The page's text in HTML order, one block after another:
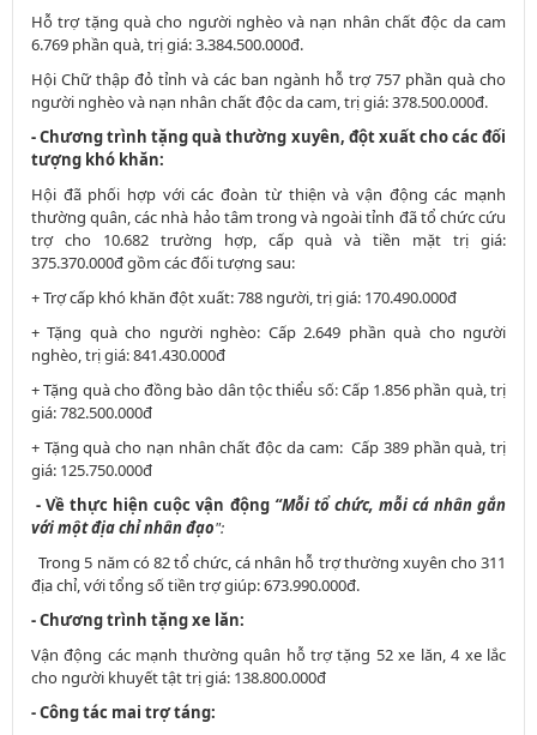
Hỗ trợ tặng quà cho người nghèo và nạn nhân chất độc da cam
6.769 phần quà, trị giá: 3.384.500.000đ.
Hội Chữ thập đỏ tỉnh và các ban ngành hỗ trợ 757 phần quà cho
người nghèo và nạn nhân chất độc da cam, trị giá: 378.500.000đ.
- Chương trình tặng quà thường xuyên, đột xuất cho các đối
tượng khó khăn:
Hội đã phối hợp với các đoàn từ thiện và vận động các mạnh
thường quân, các nhà hảo tâm trong và ngoài tỉnh đã tổ chức cứu
trợ cho 10.682 trường hợp, cấp quà và tiền mặt trị giá:
375.370.000đ gồm các đối tượng sau:
+ Trợ cấp khó khăn đột xuất: 788 người, trị giá: 170.490.000đ
+ Tặng quà cho người nghèo: Cấp 2.649 phần quà cho người
nghèo, trị giá: 841.430.000đ
+ Tặng quà cho đồng bào dân tộc thiểu số: Cấp 1.856 phần quà, trị
giá: 782.500.000đ
+ Tặng quà cho nạn nhân chất độc da cam: Cấp 389 phần quà, trị
giá: 125.750.000đ
- Về thực hiện cuộc vận động “Mỗi tổ chức, mỗi cá nhân gắn
với một địa chỉ nhân đạo":
Trong 5 năm có 82 tổ chức, cá nhân hỗ trợ thường xuyên cho 311
địa chỉ, với tổng số tiền trợ giúp: 673.990.000đ.
- Chương trình tặng xe lăn:
Vận động các mạnh thường quân hỗ trợ tặng 52 xe lăn, 4 xe lắc
cho người khuyết tật trị giá: 138.800.000đ
- Công tác mai trợ táng: